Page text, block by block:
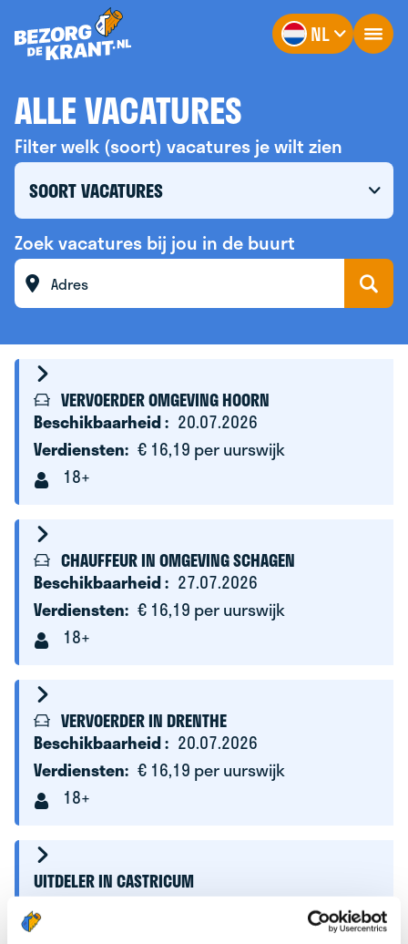
NL
ALLE VACATURES
Filter welk (soort) vacatures je wilt zien
SOORT VACATURES
Zoek vacatures bij jou in de buurt
VERVOERDER OMGEVING HOORN
Beschikbaarheid : 20.07.2026
Verdiensten: € 16,19 per uurswijk
18+
CHAUFFEUR IN OMGEVING SCHAGEN
Beschikbaarheid : 27.07.2026
Verdiensten: € 16,19 per uurswijk
18+
VERVOERDER IN DRENTHE
Beschikbaarheid : 20.07.2026
Verdiensten: € 16,19 per uurswijk
18+
UITDELER IN CASTRICUM
Beschikbaarheid : 20.05.2026
Verdiensten: